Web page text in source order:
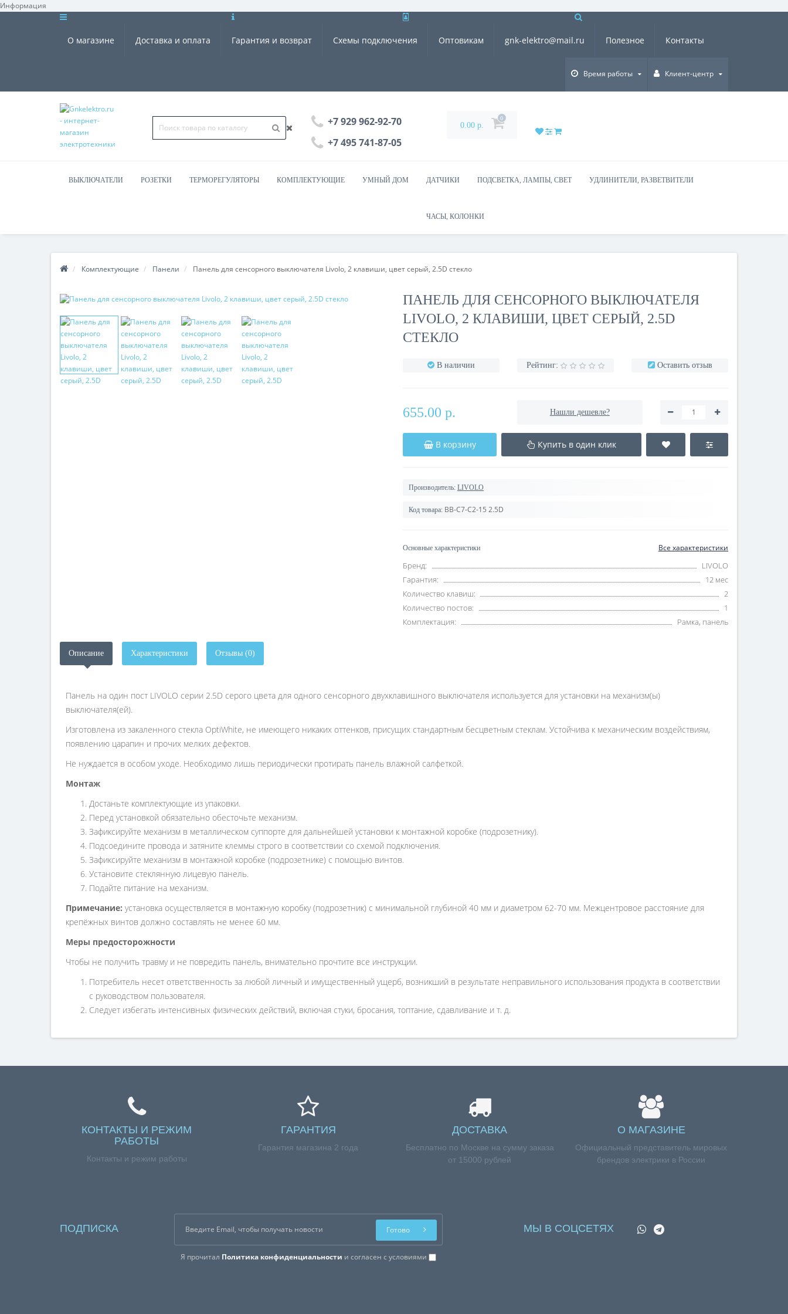
Информация ×
О магазине Доставка и оплата Гарантия и возврат Схемы подключения Оптовикам gnk-elektro@mail.ru Полезное Контакты
Время работы Клиент-центр
+7 929 962-92-70
+7 495 741-87-05
0.00 р.
0
ВЫКЛЮЧАТЕЛИ РОЗЕТКИ ТЕРМОРЕГУЛЯТОРЫ КОМПЛЕКТУЮЩИЕ УМНЫЙ ДОМ ДАТЧИКИ ПОДСВЕТКА, ЛАМПЫ, СВЕТ УДЛИНИТЕЛИ, РАЗВЕТВИТЕЛИ
ЧАСЫ, КОЛОНКИ
Комплектующие Панели Панель для сенсорного выключателя Livolo, 2 клавиши, цвет серый, 2.5D стекло
ПАНЕЛЬ ДЛЯ СЕНСОРНОГО ВЫКЛЮЧАТЕЛЯ
LIVOLO, 2 КЛАВИШИ, ЦВЕТ СЕРЫЙ, 2.5D
СТЕКЛО
В наличии Рейтинг: Оставить отзыв
655.00 р. Нашли дешевле?
В корзину Купить в один клик
Производитель: LIVOLO
Код товара: BB-C7-C2-15 2.5D
Основные характеристики Все характеристики
Бренд:
LIVOLO
Гарантия:
12 мес
Количество клавиш:
2
Количество постов:
1
Комплектация:
Рамка, панель
Описание Характеристики Отзывы (0)
Панель на один пост LIVOLO серии 2.5D серого цвета для одного сенсорного двухклавишного выключателя используется для установки на механизм(ы)
выключателя(ей).
Изготовлена из закаленного стекла OptiWhite, не имеющего никаких оттенков, присущих стандартным бесцветным стеклам. Устойчива к механическим воздействиям,
появлению царапин и прочих мелких дефектов.
Не нуждается в особом уходе. Необходимо лишь периодически протирать панель влажной салфеткой.
Монтаж
Достаньте комплектующие из упаковки.
Перед установкой обязательно обесточьте механизм.
Зафиксируйте механизм в металлическом суппорте для дальнейшей установки к монтажной коробке (подрозетнику).
Подсоедините провода и затяните клеммы строго в соответствии со схемой подключения.
Зафиксируйте механизм в монтажной коробке (подрозетнике) с помощью винтов.
Установите стеклянную лицевую панель.
Подайте питание на механизм.
Примечание: установка осуществляется в монтажную коробку (подрозетник) с минимальной глубиной 40 мм и диаметром 62-70 мм. Межцентровое расстояние для
крепёжных винтов должно составлять не менее 60 мм.
Меры предосторожности
Чтобы не получить травму и не повредить панель, внимательно прочтите все инструкции.
Потребитель несет ответственность за любой личный и имущественный ущерб, возникший в результате неправильного использования продукта в соответствии
с руководством пользователя.
Следует избегать интенсивных физических действий, включая стуки, бросания, топтание, сдавливание и т. д.
КОНТАКТЫ И РЕЖИМ
РАБОТЫ
Контакты и режим работы
ГАРАНТИЯ
Гарантия магазина 2 года
ДОСТАВКА
Бесплатно по Москве на сумму заказа
от 15000 рублей
О МАГАЗИНЕ
Официальный представитель мировых
брендов электрики в России
ПОДПИСКА
Я прочитал Политика конфиденциальности и согласен с условиями
Готово МЫ В СОЦСЕТЯХ